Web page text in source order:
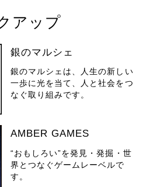
アップ
銀のマルシェ
銀のマルシェは、人生の新しい
一歩に光を当て、人と社会をつ
なぐ取り組みです。
AMBER GAMES
“おもしろい”を発見・発掘・世
界とつなぐゲームレーベルで
す。